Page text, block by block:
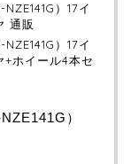
）17イ
通販
）17イ
+ホイール4本セ
）